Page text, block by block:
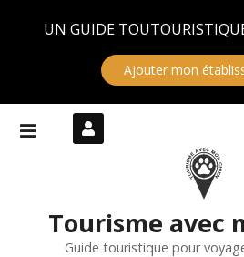
UN GUIDE
Ajouter mon
Tourisme avec
Guide touristique pour